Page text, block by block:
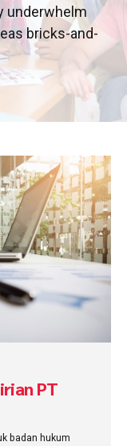
underwhelm
bricks-and-
PT
badan hukum